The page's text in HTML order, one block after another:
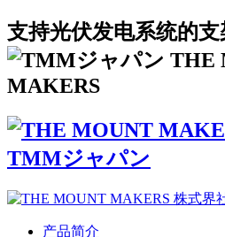
支持光伏发电系统的
产品简介